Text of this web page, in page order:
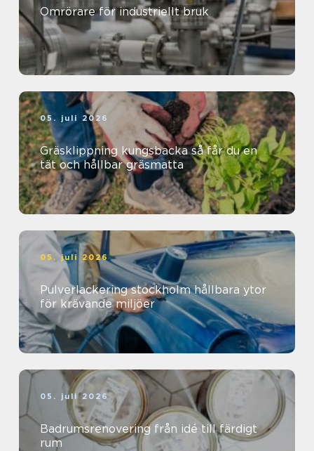
Omrörare för industriellt bruk
05. juli 2026
Gräsklippning kungsbacka så får du en
tät och hållbar gräsmatta
05. juli 2026
Pulverlackering stockholm hållbara ytor
för krävande miljöer
05. juli 2026
Badrumsrenovering från idé till färdigt
rum